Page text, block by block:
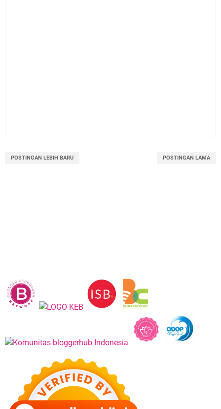
POSTINGAN LEBIH BARU POSTINGAN LAMA